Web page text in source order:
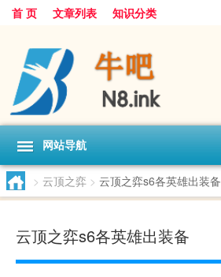
首 页 文章列表 知识分类
网站导航
> 云顶之弈 > 云顶之弈s6各英雄出装备
云顶之弈s6各英雄出装备